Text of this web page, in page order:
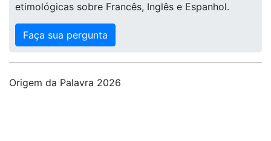
etimológicas sobre Francês, Inglês e Espanhol.
Faça sua pergunta
Origem da Palavra 2026